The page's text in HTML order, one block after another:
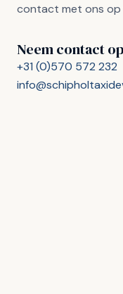
contact met ons op
Neem contact op
+31 (0)570 572 232